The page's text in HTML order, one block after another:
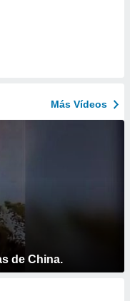
Más Vídeos
de China.